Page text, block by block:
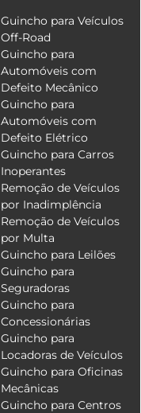
Guincho para Veículos
Off-Road
Guincho para
Automóveis com
Defeito Mecânico
Guincho para
Automóveis com
Defeito Elétrico
Guincho para Carros
Inoperantes
Remoção de Veículos
por Inadimplência
Remoção de Veículos
por Multa
Guincho para Leilões
Guincho para
Seguradoras
Guincho para
Concessionárias
Guincho para
Locadoras de Veículos
Guincho para Oficinas
Mecânicas
Guincho para Centros